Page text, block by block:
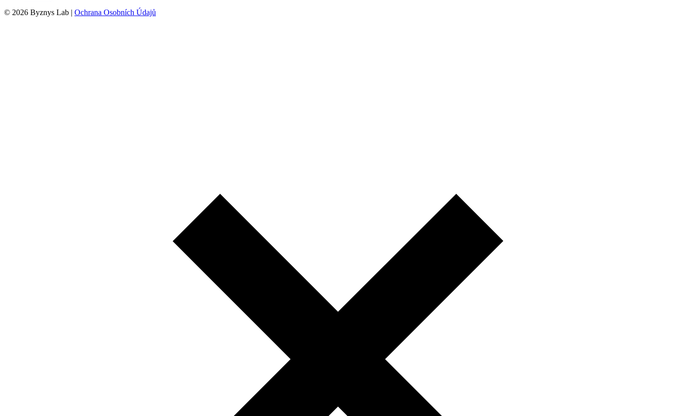
© 2026 Byznys Lab | Ochrana Osobních Údajů